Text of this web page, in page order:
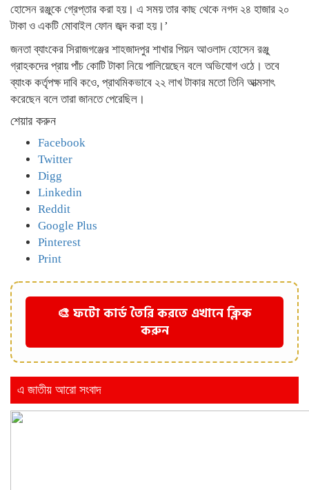
হোসেন রঞ্জুকে গ্রেপ্তার করা হয়। এ সময় তার কাছ থেকে নগদ ২৪ হাজার ২০
টাকা ও একটি মোবাইল ফোন জব্দ করা হয়।’
জনতা ব্যাংকের সিরাজগঞ্জের শাহজাদপুর শাখার পিয়ন আওলাদ হোসেন রঞ্জু
গ্রাহকদের প্রায় পাঁচ কোটি টাকা নিয়ে পালিয়েছেন বলে অভিযোগ ওঠে। তবে
ব্যাংক কর্তৃপক্ষ দাবি কওে, প্রাথমিকভাবে ২২ লাখ টাকার মতো তিনি আত্মসাৎ
করেছেন বলে তারা জানতে পেরেছিল।
শেয়ার করুন
Facebook
Twitter
Digg
Linkedin
Reddit
Google Plus
Pinterest
Print
🎨 ফটো কার্ড তৈরি করতে এখানে ক্লিক
করুন
এ জাতীয় আরো সংবাদ